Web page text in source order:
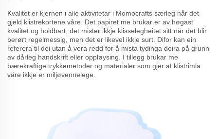
Kvalitet er kjernen i alle aktivitetar i Momocrafts særleg når det
gjeld klistrekortene våre. Det papiret me brukar er av høgast
kvalitet og holdbart; det mister ikkje klisselegheitet sitt når det blir
berørt regelmessig, men det er likevel ikkje surt. Difor kan ein
referera til dei utan å vera redd for å mista tydinga deira på grunn
av dårleg handskrift eller oppløysing. I tillegg brukar me
bærekraftige trykkemetoder og materialer som gjer at klistrimla
våre ikkje er miljøvennelege.